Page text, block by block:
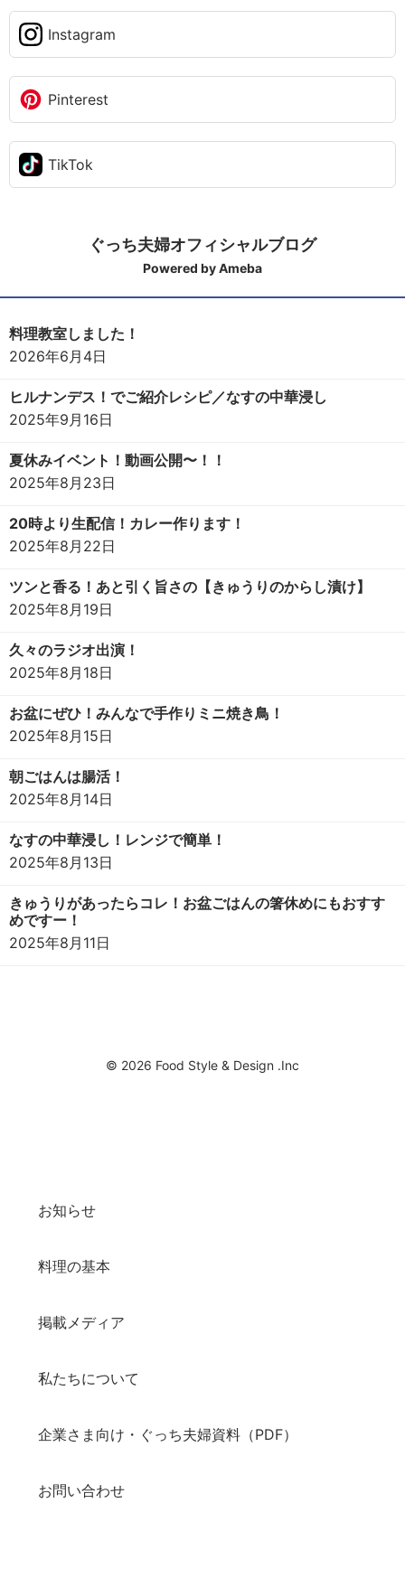
Instagram
Pinterest
TikTok
ぐっち夫婦オフィシャルブログ
Powered by Ameba
料理教室しました！
2026年6月4日
ヒルナンデス！でご紹介レシピ／なすの中華浸し
2025年9月16日
夏休みイベント！動画公開〜！！
2025年8月23日
20時より生配信！カレー作ります！
2025年8月22日
ツンと香る！あと引く旨さの【きゅうりのからし漬け】
2025年8月19日
久々のラジオ出演！
2025年8月18日
お盆にぜひ！みんなで手作りミニ焼き鳥！
2025年8月15日
朝ごはんは腸活！
2025年8月14日
なすの中華浸し！レンジで簡単！
2025年8月13日
きゅうりがあったらコレ！お盆ごはんの箸休めにもおすす
めですー！
2025年8月11日
© 2026 Food Style & Design .Inc
お知らせ
料理の基本
掲載メディア
私たちについて
企業さま向け・ぐっち夫婦資料（PDF）
お問い合わせ